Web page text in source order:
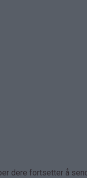
dere fortsetter å